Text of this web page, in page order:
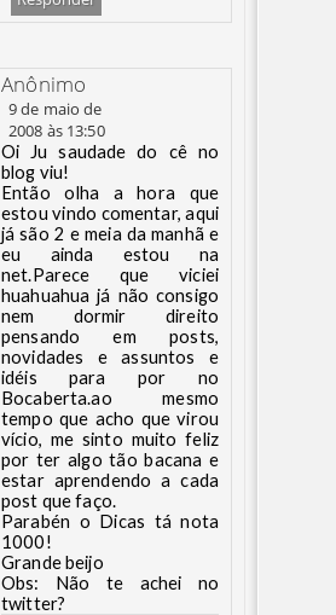
Anônimo
9 de maio de
2008 às 13:50
Oi Ju saudade do cê no
blog viu!
Então olha a hora que
estou vindo comentar, aqui
já são 2 e meia da manhã e
eu ainda estou na
net.Parece que viciei
huahuahua já não consigo
nem dormir direito
pensando em posts,
novidades e assuntos e
idéis para por no
Bocaberta.ao mesmo
tempo que acho que virou
vício, me sinto muito feliz
por ter algo tão bacana e
estar aprendendo a cada
post que faço.
Parabén o Dicas tá nota
1000!
Grande beijo
Obs: Não te achei no
twitter?